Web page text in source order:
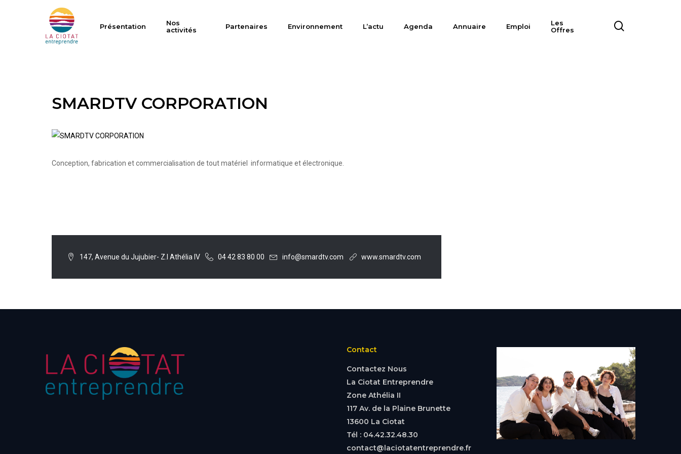
Présentation
Nos
activités
Partenaires Environnement L’actu Agenda Annuaire Emploi
Les
Offres
SMARDTV CORPORATION
Conception, fabrication et commercialisation de tout matériel informatique et électronique.
147, Avenue du Jujubier- Z.I Athélia IV 04 42 83 80 00 info@smardtv.com www.smardtv.com
Contact
Contactez Nous
La Ciotat Entreprendre
Zone Athélia II
117 Av. de la Plaine Brunette
13600 La Ciotat
Tél : 04.42.32.48.30
contact@laciotatentreprendre.fr